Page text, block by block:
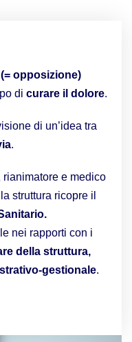
opposizione)
di curare il dolore.
di un’idea tra
.
rianimatore e medico
struttura ricopre il
nei rapporti con i
della struttura,
gestionale.